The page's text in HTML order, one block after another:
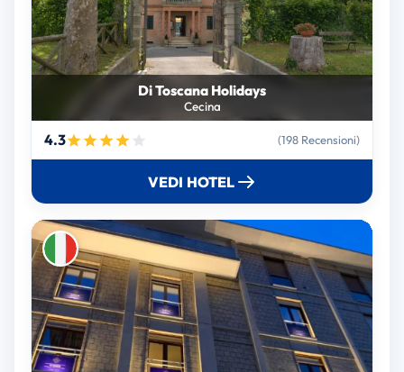
Di Toscana Holidays
Cecina
4.3 (198 Recensioni)
VEDI HOTEL